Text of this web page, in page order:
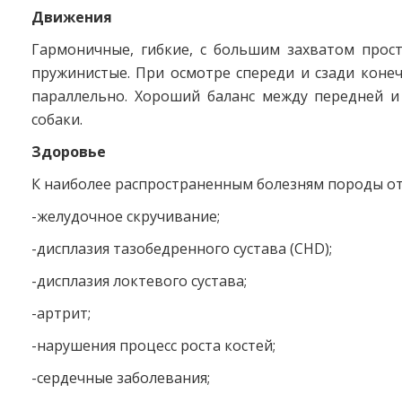
Движения
Гармоничные, гибкие, с большим захватом
пружинистые. При осмотре спереди и сзади
параллельно. Хороший баланс между передней
собаки.
Здоровье
К наиболее распространенным болезням породы
-желудочное скручивание;
-дисплазия тазобедренного сустава (CHD);
-дисплазия локтевого сустава;
-артрит;
-нарушения процесс роста костей;
-сердечные заболевания;